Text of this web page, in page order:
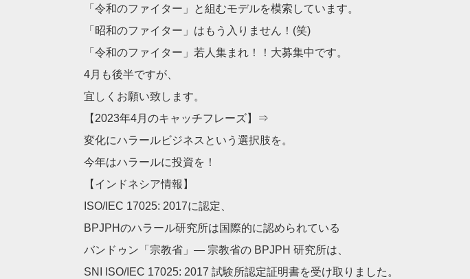
「令和のファイター」と組むモデルを模索しています。
「昭和のファイター」はもう入りません！(笑)
「令和のファイター」若人集まれ！！大募集中です。
4月も後半ですが、
宜しくお願い致します。
【2023年4月のキャッチフレーズ】⇒
変化にハラールビジネスという選択肢を。
今年はハラールに投資を！
【インドネシア情報】
ISO/IEC 17025: 2017に認定、
BPJPHのハラール研究所は国際的に認められている
バンドゥン「宗教省」― 宗教省の BPJPH 研究所は、
SNI ISO/IEC 17025: 2017 試験所認定証明書を受け取りました。